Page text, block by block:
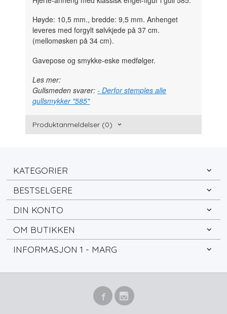
Høyde: 10,5 mm., bredde: 9,5 mm. Anhenget
leveres med forgylt sølvkjede på 37 cm.
(mellomøsken på 34 cm).
Gavepose og smykke-eske medfølger.
Les mer:
Gullsmeden svarer:- Derfor stemples alle
gullsmykker "585"
Produktanmeldelser (0)
KATEGORIER
BESTSELGERE
DIN KONTO
OM BUTIKKEN
INFORMASJON 1 - MARG